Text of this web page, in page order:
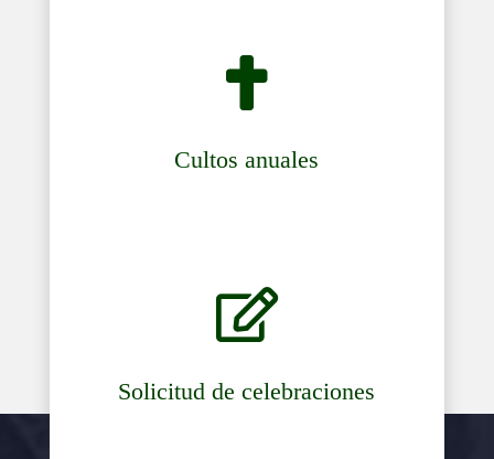

Cultos anuales

Solicitud de celebraciones